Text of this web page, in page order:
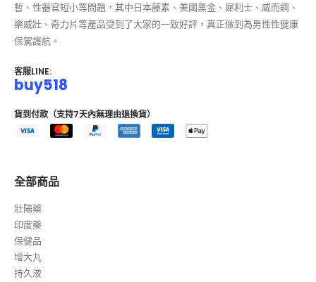
暫、性器官短小等問題，其中日本藤素、美國黑金、犀利士、威而鋼、
樂威壯、奇力片等產品受到了大家的一致好評，真正做到為男性性健康
保駕護航。
客服LINE:
buy518
貨到付款（支持7天內無理由退換貨）
全部商品
壯陽藥
印度藥
保健品
增大丸
持久液